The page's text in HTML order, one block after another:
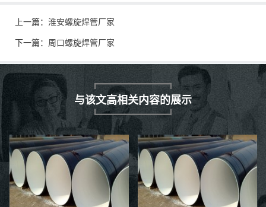
上一篇： 淮安螺旋焊管厂家
下一篇： 周口螺旋焊管厂家
与该文高相关内容的展示